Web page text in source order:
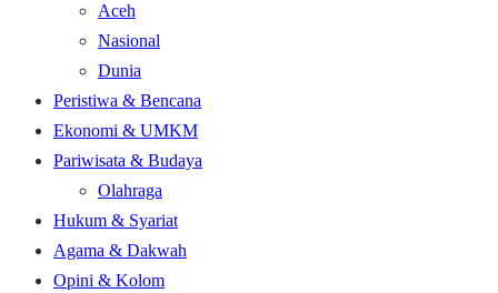
Aceh
Nasional
Dunia
Peristiwa & Bencana
Ekonomi & UMKM
Pariwisata & Budaya
Olahraga
Hukum & Syariat
Agama & Dakwah
Opini & Kolom